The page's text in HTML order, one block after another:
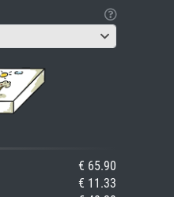
€ 65.90
€ 11.33